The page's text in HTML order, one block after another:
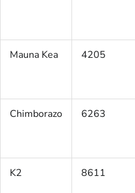
Mauna Kea 4205
Chimborazo 6263
K2 8611